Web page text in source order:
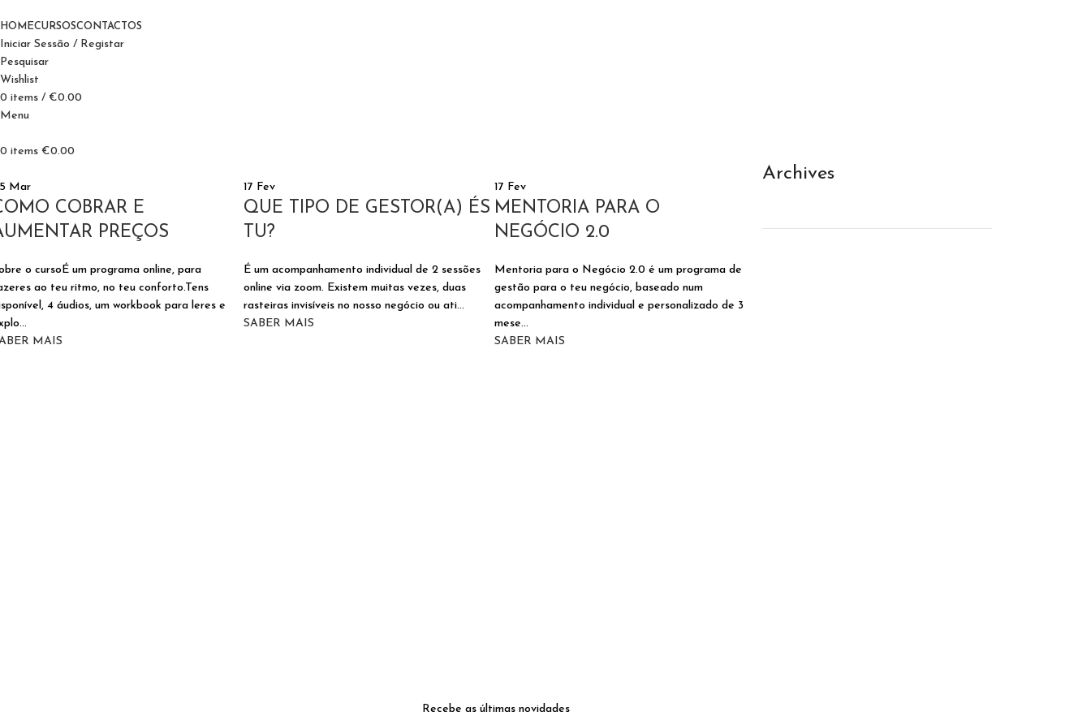
HOMECURSOSCONTACTOS
Iniciar Sessão / Registar
Pesquisar
Wishlist
0 items / €0.00
Menu
0 items €0.00
Mar
COBRAR E
PREÇOS
o cursoÉ um programa online, para
ao teu ritmo, no teu conforto.Tens
4 áudios, um workbook para leres e
MAIS
17 Fev
QUE TIPO DE GESTOR(A) ÉS
TU?
É um acompanhamento individual de 2 sessões
online via zoom. Existem muitas vezes, duas
rasteiras invisíveis no nosso negócio ou ati...
SABER MAIS
17 Fev
MENTORIA PARA O
NEGÓCIO 2.0
Mentoria para o Negócio 2.0 é um programa de
gestão para o teu negócio, baseado num
acompanhamento individual e personalizado de 3
mese...
SABER MAIS
Archives
Recebe as últimas novidades